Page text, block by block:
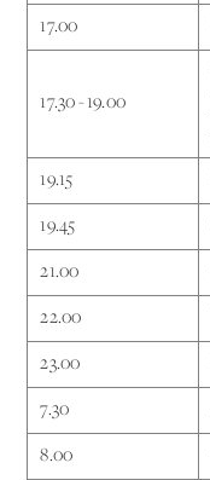
17.00
17.30 - 19.00
19.15
19.45
21.00
22.00
23.00
7.30
8.00